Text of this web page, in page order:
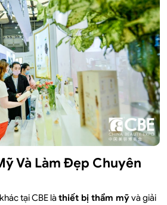
Và Làm Đẹp Chuyên
tại CBE làthiết bị thẩm mỹvà giải